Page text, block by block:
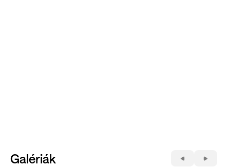
Galériák